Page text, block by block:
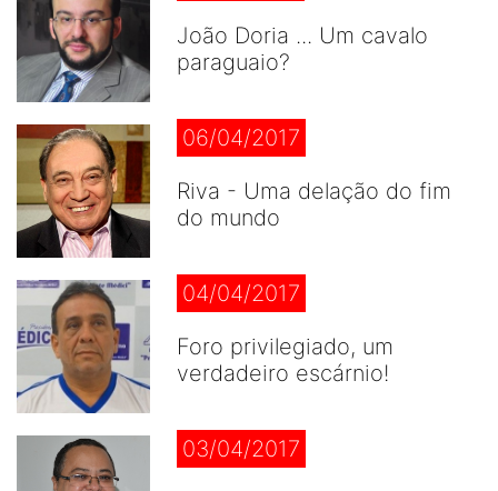
João Doria ... Um cavalo
paraguaio?
06/04/2017
Riva - Uma delação do fim
do mundo
04/04/2017
Foro privilegiado, um
verdadeiro escárnio!
03/04/2017